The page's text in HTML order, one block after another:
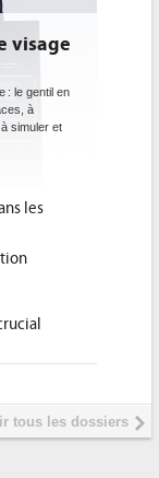
visage
: le gentil en
à
simuler et
les
IA
tous les dossiers